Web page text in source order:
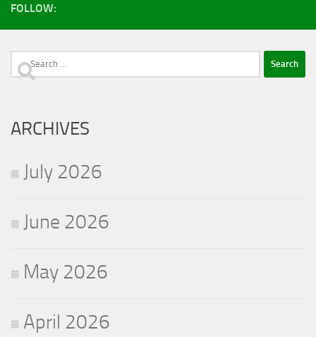
FOLLOW:
Search
ARCHIVES
July 2026
June 2026
May 2026
April 2026